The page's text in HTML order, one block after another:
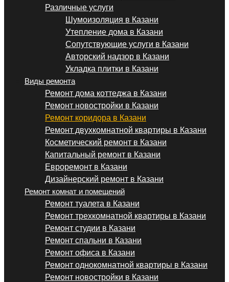
Различные услуги
Шумоизоляция в Казани
Утепление дома в Казани
Сопутствующие услуги в Казани
Авторский надзор в Казани
Укладка плитки в Казани
Виды ремонта
Ремонт дома коттеджа в Казани
Ремонт новостройки в Казани
Ремонт коридора в Казани
Ремонт двухкомнатной квартиры в Казани
Косметический ремонт в Казани
Капитальный ремонт в Казани
Евроремонт в Казани
Дизайнерский ремонт в Казани
Ремонт комнат и помещений
Ремонт туалета в Казани
Ремонт трехкомнатной квартиры в Казани
Ремонт студии в Казани
Ремонт спальни в Казани
Ремонт офиса в Казани
Ремонт однокомнатной квартиры в Казани
Ремонт новостройки в Казани